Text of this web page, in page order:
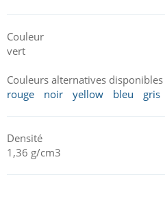
Couleur
vert
Couleurs alternatives disponibles
rouge
noir yellow bleu gris
Densité
1,36 g/cm3